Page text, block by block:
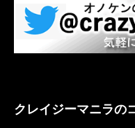
クレイジーマニラの